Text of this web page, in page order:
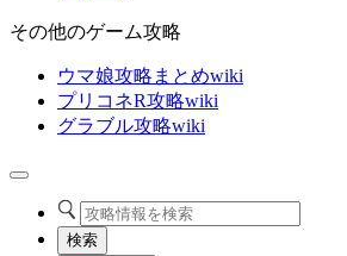
その他のゲーム攻略
ウマ娘攻略まとめwiki
プリコネR攻略wiki
グラブル攻略wiki
検索